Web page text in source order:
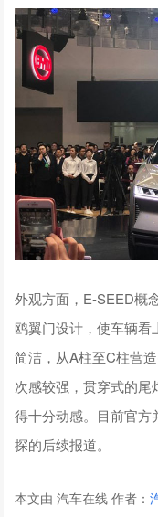
外观方面，E-SEED概
鸥翼门设计，使车辆
简洁，从A柱至C柱营
次感较强，贯穿式的尾
得十分动感。目前官
探的后续报道。
本文由 汽车在线 作者：